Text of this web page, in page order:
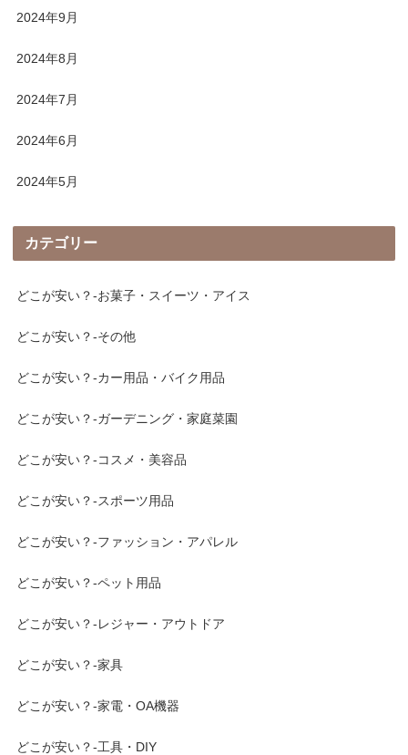
2024年9月
2024年8月
2024年7月
2024年6月
2024年5月
カテゴリー
どこが安い？-お菓子・スイーツ・アイス
どこが安い？-その他
どこが安い？-カー用品・バイク用品
どこが安い？-ガーデニング・家庭菜園
どこが安い？-コスメ・美容品
どこが安い？-スポーツ用品
どこが安い？-ファッション・アパレル
どこが安い？-ペット用品
どこが安い？-レジャー・アウトドア
どこが安い？-家具
どこが安い？-家電・OA機器
どこが安い？-工具・DIY